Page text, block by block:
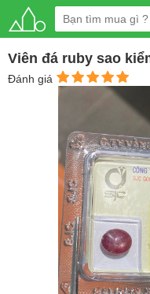
Viên đá ruby sao
Đánh giá